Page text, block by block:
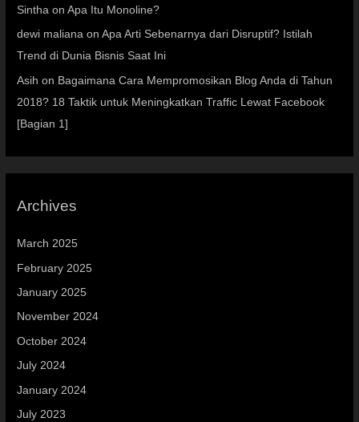
Sintha onApa Itu Monoline?
dewi maliana onApa Arti Sebenarnya dari Disruptif? Istilah
Trend di Dunia Bisnis Saat Ini
Asih on Bagaimana Cara Mempromosikan Blog Anda di Tahun
2018? 18 Taktik untuk Meningkatkan Traffic Lewat Facebook
[Bagian 1]
Archives
March 2025
February 2025
January 2025
November 2024
October 2024
July 2024
January 2024
July 2023